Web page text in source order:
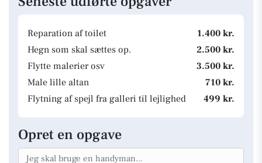
Reparation af toilet
1.400 kr.
Hegn som skal sættes op.
2.500 kr.
Flytte malerier osv
3.500 kr.
Male lille altan
710 kr.
Flytning af spejl fra galleri til lejlighed
499 kr.
Opret en opgave